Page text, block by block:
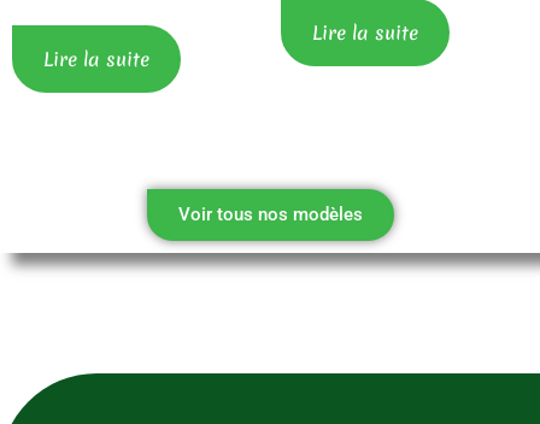
Lire la suite
Lire la suite
Voir tous nos modèles